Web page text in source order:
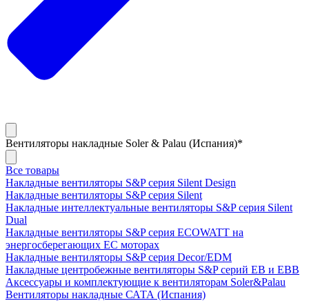
Вентиляторы накладные Soler & Palau (Испания)*
Все товары
Накладные вентиляторы S&P серия Silent Design
Накладные вентиляторы S&P серия Silent
Накладные интеллектуальные вентиляторы S&P серия Silent
Dual
Накладные вентиляторы S&P серия ECOWATT на
энергосберегающих ЕС моторах
Накладные вентиляторы S&P серия Decor/EDM
Накладные центробежные вентиляторы S&P серий EB и EBB
Аксессуары и комплектующие к вентиляторам Soler&Palau
Вентиляторы накладные САТА (Испания)